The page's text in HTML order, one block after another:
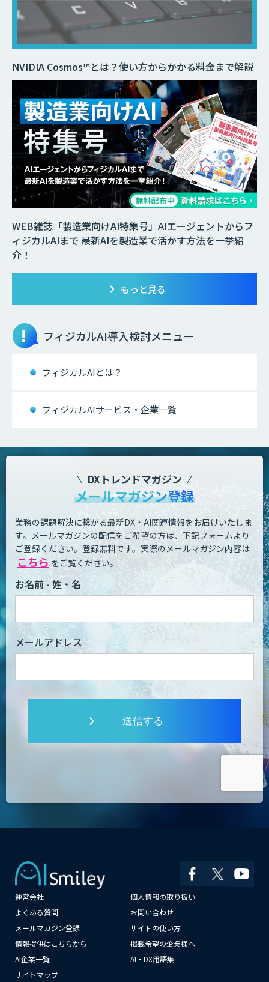
WEB雑誌「製造業向けAI特集号」AIエージェントからフ
ィジカルAIまで 最新AIを製造業で活かす方法を一挙紹
介！
NVIDIA Cosmos™とは？使い方からかかる料金まで解説
もっと見る
フィジカルAI導入検討メニュー
フィジカルAIとは？
フィジカルAIサービス・企業一覧
DXトレンドマガジン
メールマガジン登録
業務の課題解決に繋がる最新DX・AI関連情報をお届けいたしま
す。 メールマガジンの配信をご希望の方は、下記フォームより
ご登録ください。登録無料です。 実際のメールマガジン内容は
こちら をご覧ください。
お名前 - 姓・名
メールアドレス
送信する
運営会社
個人情報の取り扱い
よくある質問
お問い合わせ
メールマガジン登録
サイトの使い方
情報提供はこちらから
掲載希望の企業様へ
AI企業一覧
AI・DX用語集
サイトマップ